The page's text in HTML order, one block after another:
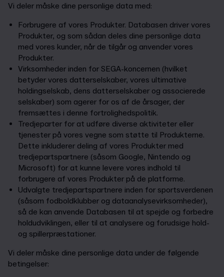
Vi deler måske dine personlige data med:
Forbrugere af vores Produkter. Databasen driver vores
Produkter, og som sådan deles dine personlige data
med vores kunder, når de tilgår og anvender vores
Produkter.
Virksomheder inden for SEGA-koncernen (hvilket
betyder vores datterselskaber, vores ultimative
holdingselskab, dens datterselskaber og associerede
selskaber) som agerer for os af de årsager, der
fremsættes i denne fortrolighedspolitik.
Tredjeparter for at udføre diverse aktiviteter eller
tjenester på vores vegne som støtte til Produkterne.
Dette inkluderer deling af vores Produkter med
tredjepartspartnere (såsom Google, Nintendo og
Microsoft) for at kunne levere vores indhold til
forbrugere af vores Produkter på de platforme.
Udvalgte tredjepartspartnere inden for sportsverdenen
(såsom fodboldklubber og dataanalysevirksomheder),
så de kan anvende Databasen til at spejde og forbedre
holdudviklingen, eller til at analysere og forudsige hold-
og spillerpræstationer.
Vi deler måske dine personlige data under de følgende
betingelser: